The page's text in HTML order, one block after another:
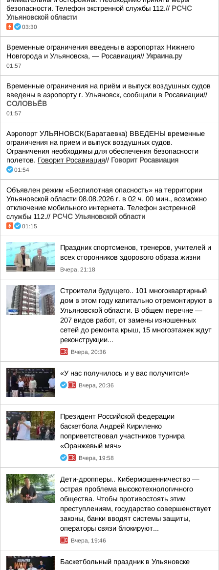
безопасности. Телефон экстренной службы 112.// РСЧС
Ульяновской области
03:30
Временные ограничения введены в аэропортах Нижнего
Новгорода и Ульяновска, — Росавиация// Украина.ру
01:57
Временные ограничения на приём и выпуск воздушных судов
введены в аэропорту г. Ульяновск, сообщили в Росавиации//
СОЛОВЬЁВ
01:57
Аэропорт УЛЬЯНОВСК(Баратаевка) ВВЕДЕНЫ временные
ограничения на прием и выпуск воздушных судов.
Ограничения необходимы для обеспечения безопасности
полетов. Говорит Росавиация// Говорит Росавиация
01:54
Объявлен режим «Беспилотная опасность» на территории
Ульяновской области 08.08.2026 г. в 02 ч. 00 мин., возможно
отключение мобильного интернета. Телефон экстренной
службы 112.// РСЧС Ульяновской области
01:15
Праздник спортсменов, тренеров, учителей и
всех сторонников здорового образа жизни
Вчера, 21:18
Строители будущего.. 101 многоквартирный
дом в этом году капитально отремонтируют в
Ульяновской области. В общем перечне —
207 видов работ, от замены изношенных
сетей до ремонта крыш, 15 многоэтажек ждут
реконструкции...
Вчера, 20:36
«У нас получилось и у вас получится!»
Вчера, 20:36
Президент Российской федерации
баскетбола Андрей Кириленко
поприветствовал участников турнира
«Оранжевый мяч»
Вчера, 19:58
Дети-дропперы.. Кибермошенничество —
острая проблема высокотехнологичного
общества. Чтобы противостоять этим
преступлениям, государство совершенствует
законы, банки вводят системы защиты,
операторы связи блокируют...
Вчера, 19:46
Баскетбольный праздник в Ульяновске